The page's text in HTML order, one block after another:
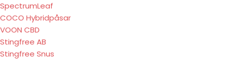
SpectrumLeaf
COCO Hybridpåsar
VOON CBD
Stingfree AB
Stingfree Snus